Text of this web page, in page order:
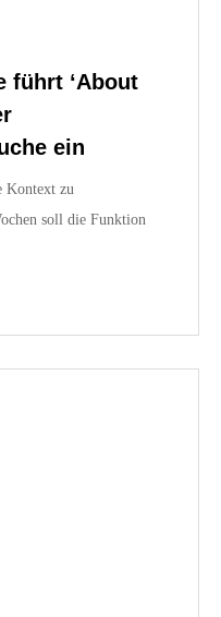
führt ‘About
ein
Kontext zu
soll die Funktion